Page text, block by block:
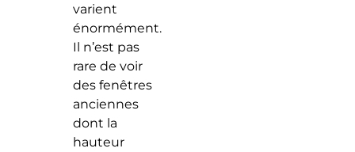
varient
énormément.
Il n’est pas
rare de voir
des fenêtres
anciennes
dont la
hauteur